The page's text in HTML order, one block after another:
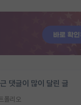
댓글이 많이 달린 글
폴리오